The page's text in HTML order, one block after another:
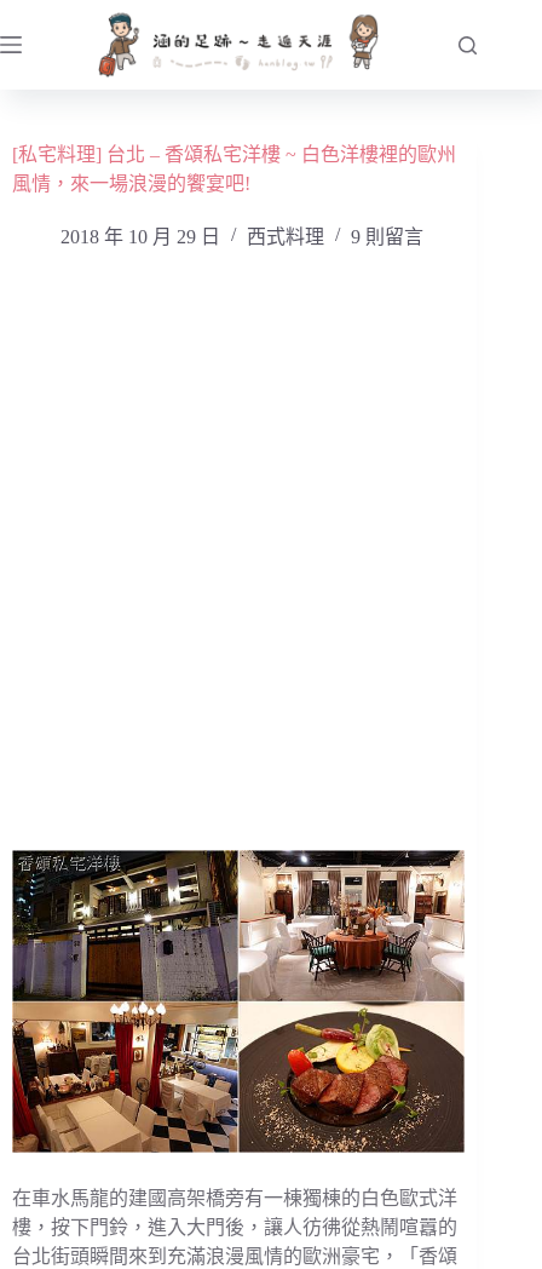
至
容[私宅料理] 台北 – 香頌私宅洋樓 ~ 白色洋樓裡的歐州
風情，來一場浪漫的饗宴吧!
2018 年 10 月 29 日 西式料理 9 則留言
在車水馬龍的建國高架橋旁有一棟獨棟的白色歐式洋
樓，按下門鈴，進入大門後，讓人彷彿從熱鬧喧囂的
台北街頭瞬間來到充滿浪漫風情的歐洲豪宅，「香頌